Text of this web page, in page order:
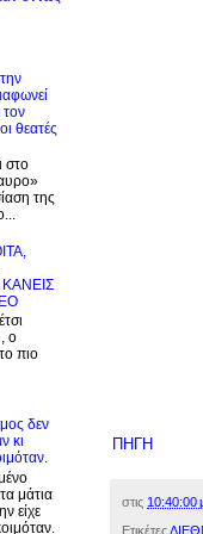
ΠΗΓΗ
στις 10:40:00
Ετικέτες
τον
θεατές
στο
της
ο
πιο
δεν
κι
μάτια
είχε